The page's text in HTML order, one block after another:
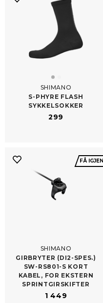
SHIMANO
S-​PHYRE FLASH
SYKKELSOKKER
299
FÅ IGJEN
SHIMANO
GIRBRYTER (DI2-​SPES.)
SW-RS801-S KORT
KABEL, FOR EKSTERN
SPRINTGIRSKIFTER
1 449